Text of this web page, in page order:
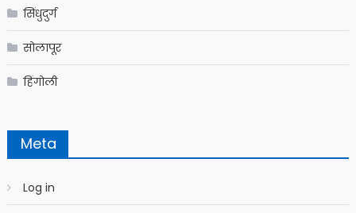
सिंधुदुर्ग
सोलापूर
हिंगोली
Meta
Log in